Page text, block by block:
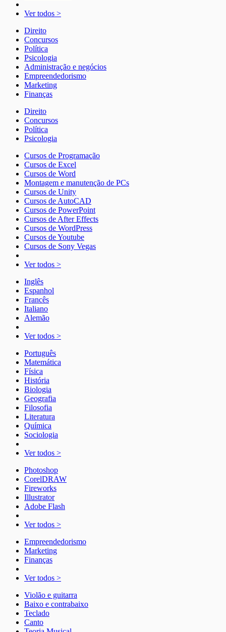
Ver todos >
Direito
Concursos
Política
Psicologia
Administração e negócios
Empreendedorismo
Marketing
Finanças
Direito
Concursos
Política
Psicologia
Cursos de Programação
Cursos de Excel
Cursos de Word
Montagem e manutenção de PCs
Cursos de Unity
Cursos de AutoCAD
Cursos de PowerPoint
Cursos de After Effects
Cursos de WordPress
Cursos de Youtube
Cursos de Sony Vegas
Ver todos >
Inglês
Espanhol
Francês
Italiano
Alemão
Ver todos >
Português
Matemática
Física
História
Biologia
Geografia
Filosofia
Literatura
Química
Sociologia
Ver todos >
Photoshop
CorelDRAW
Fireworks
Illustrator
Adobe Flash
Ver todos >
Empreendedorismo
Marketing
Finanças
Ver todos >
Violão e guitarra
Baixo e contrabaixo
Teclado
Canto